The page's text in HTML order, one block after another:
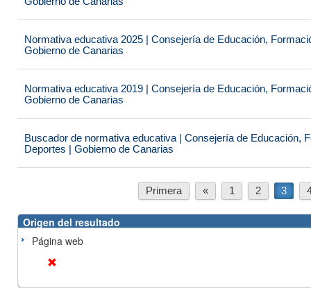
Normativa educativa 2025 | Consejería de Educación,
Gobierno de Canarias
Normativa educativa 2019 | Consejería de Educación,
Gobierno de Canarias
Buscador de normativa educativa | Consejería de Educación,
Deportes | Gobierno de Canarias
Primera « 1 2 3
Origen del resultado
Página web